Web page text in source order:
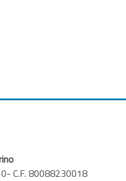
C.F. 80088230018